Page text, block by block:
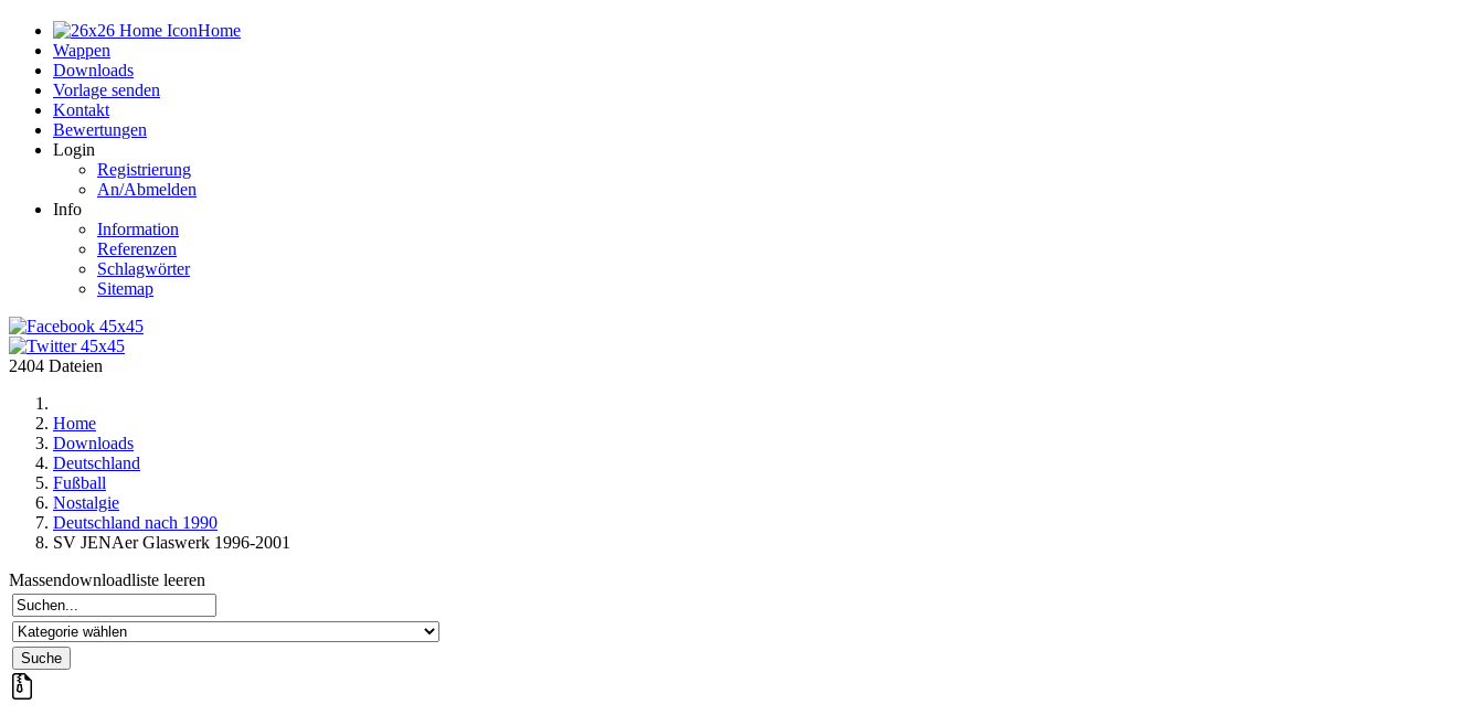
Home
Wappen
Downloads
Vorlage senden
Kontakt
Bewertungen
Login
Registrierung
An/Abmelden
Info
Information
Referenzen
Schlagwörter
Sitemap
2404 Dateien
Home
Downloads
Deutschland
Fußball
Nostalgie
Deutschland nach 1990
SV JENAer Glaswerk 1996-2001
Massendownloadliste leeren